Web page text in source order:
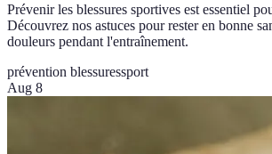
Prévenir les blessures sportives est essentiel
Découvrez nos astuces pour rester en bonne
douleurs pendant l'entraînement.
prévention blessuressport
Aug 8